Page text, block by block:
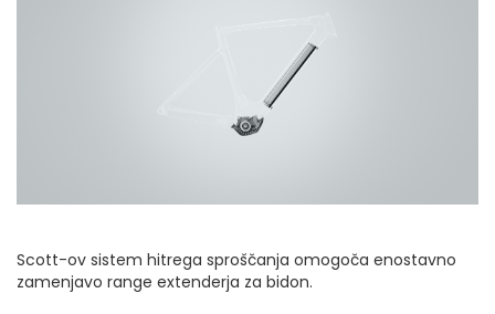
Scott-ov sistem hitrega sproščanja omogoča enostavno
zamenjavo range extenderja za bidon.